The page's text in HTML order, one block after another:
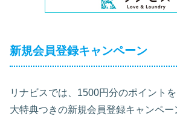
新規会員登録キャンペーン
リナビスでは、1500円分のポイント
大特典つきの新規会員登録キャンペー